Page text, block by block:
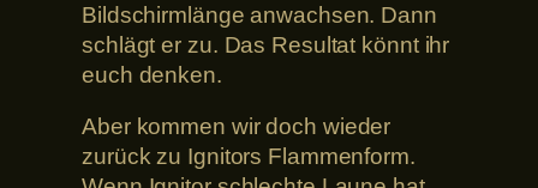
Bildschirmlänge anwachsen. Dann
schlägt er zu. Das Resultat könnt ihr
euch denken.
Aber kommen wir doch wieder
zurück zu Ignitors Flammenform.